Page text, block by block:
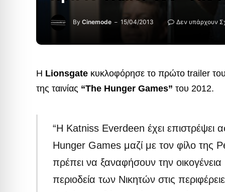
By Cinemode 15/04/2013 Δεν υπάρχουν
Η Lionsgate κυκλοφόρησε το πρώτο trailer
της ταινίας “The Hunger Games” του 2012.
“Η Katniss Everdeen έχει επιστρέψει
Hunger Games μαζί με τον φίλο της
πρέπει να ξαναφήσουν την
περιοδεία των Νικητών στις